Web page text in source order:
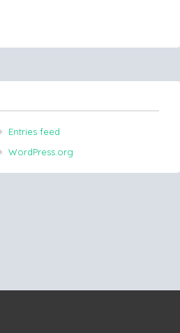
Entries feed
WordPress.org